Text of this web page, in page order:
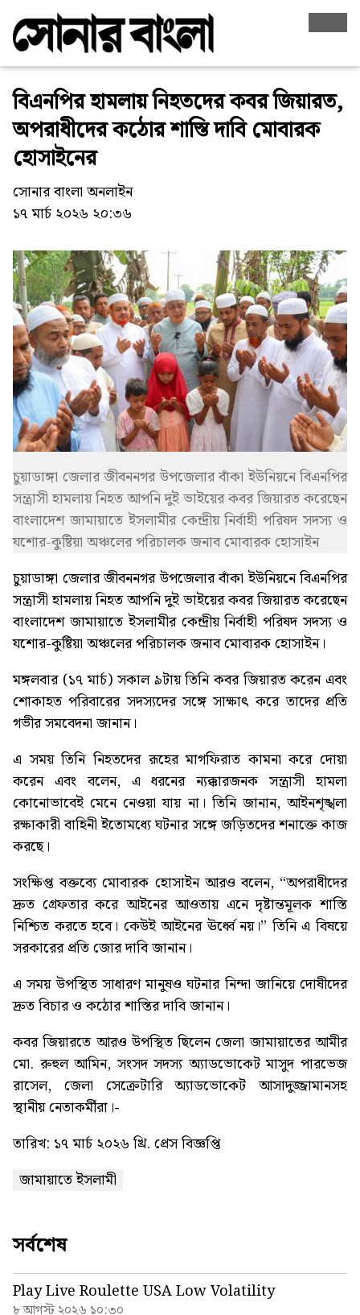
বিএনপির হামলায় নিহতদের কবর জিয়ারত,
অপরাধীদের কঠোর শাস্তি দাবি মোবারক
হোসাইনের
সোনার বাংলা অনলাইন
১৭ মার্চ ২০২৬ ২০:৩৬
চুয়াডাঙ্গা জেলার জীবননগর উপজেলার বাঁকা ইউনিয়নে বিএনপির
সন্ত্রাসী হামলায় নিহত আপনি দুই ভাইয়ের কবর জিয়ারত করেছেন
বাংলাদেশ জামায়াতে ইসলামীর কেন্দ্রীয় নির্বাহী পরিষদ সদস্য ও
যশোর-কুষ্টিয়া অঞ্চলের পরিচালক জনাব মোবারক হোসাইন
চুয়াডাঙ্গা জেলার জীবননগর উপজেলার বাঁকা ইউনিয়নে বিএনপির
সন্ত্রাসী হামলায় নিহত আপনি দুই ভাইয়ের কবর জিয়ারত করেছেন
বাংলাদেশ জামায়াতে ইসলামীর কেন্দ্রীয় নির্বাহী পরিষদ সদস্য ও
যশোর-কুষ্টিয়া অঞ্চলের পরিচালক জনাব মোবারক হোসাইন।
মঙ্গলবার (১৭ মার্চ) সকাল ৯টায় তিনি কবর জিয়ারত করেন এবং
শোকাহত পরিবারের সদস্যদের সঙ্গে সাক্ষাৎ করে তাদের প্রতি
গভীর সমবেদনা জানান।
এ সময় তিনি নিহতদের রূহের মাগফিরাত কামনা করে দোয়া
করেন এবং বলেন, এ ধরনের ন্যক্কারজনক সন্ত্রাসী হামলা
কোনোভাবেই মেনে নেওয়া যায় না। তিনি জানান, আইনশৃঙ্খলা
রক্ষাকারী বাহিনী ইতোমধ্যে ঘটনার সঙ্গে জড়িতদের শনাক্তে কাজ
করছে।
সংক্ষিপ্ত বক্তব্যে মোবারক হোসাইন আরও বলেন, “অপরাধীদের
দ্রুত গ্রেফতার করে আইনের আওতায় এনে দৃষ্টান্তমূলক শাস্তি
নিশ্চিত করতে হবে। কেউই আইনের ঊর্ধ্বে নয়।” তিনি এ বিষয়ে
সরকারের প্রতি জোর দাবি জানান।
এ সময় উপস্থিত সাধারণ মানুষও ঘটনার নিন্দা জানিয়ে দোষীদের
দ্রুত বিচার ও কঠোর শাস্তির দাবি জানান।
কবর জিয়ারতে আরও উপস্থিত ছিলেন জেলা জামায়াতের আমীর
মো. রুহুল আমিন, সংসদ সদস্য অ্যাডভোকেট মাসুদ পারভেজ
রাসেল, জেলা সেক্রেটারি অ্যাডভোকেট আসাদুজ্জামানসহ
স্থানীয় নেতাকর্মীরা।-
তারিখ: ১৭ মার্চ ২০২৬ খ্রি. প্রেস বিজ্ঞপ্তি
জামায়াতে ইসলামী
সর্বশেষ
Play Live Roulette USA Low Volatility
৮ আগস্ট ২০২৬ ১০:৩০